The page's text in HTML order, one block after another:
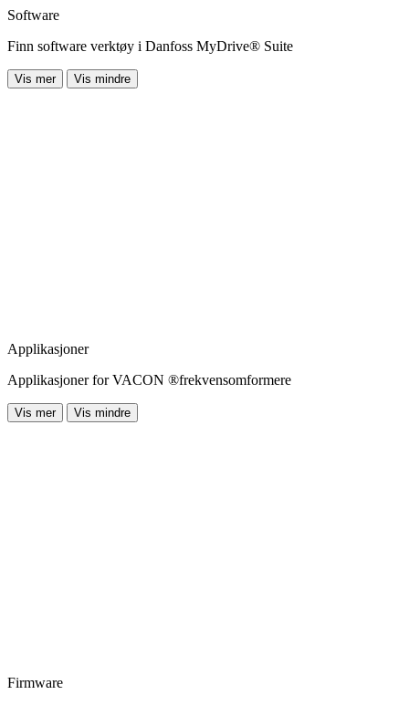
Software
Finn software verktøy i Danfoss MyDrive® Suite
Vis mer Vis mindre
Applikasjoner
Applikasjoner for VACON ®frekvensomformere
Vis mer Vis mindre
Firmware